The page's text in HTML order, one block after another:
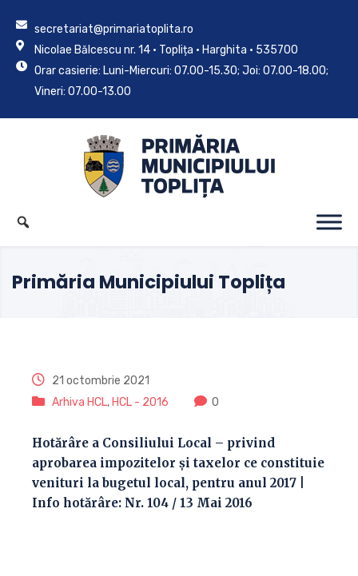
secretariat@primariatoplita.ro
Nicolae Bălcescu nr. 14 • Toplița • Harghita • 535700
Orar casierie: Luni-Miercuri: 07.00-15.30; Joi: 07.00-18.00;
Vineri: 07.00-13.00
Primăria Municipiului Toplița
21 octombrie 2021
Arhiva HCL, HCL - 2016 0
Hotărâre a Consiliului Local – privind
aprobarea impozitelor şi taxelor ce constituie
venituri la bugetul local, pentru anul 2017 |
Info hotărâre: Nr. 104 / 13 Mai 2016